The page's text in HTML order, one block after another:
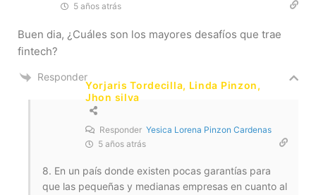
5 años atrás
Buen dia, ¿Cuáles son los mayores desafíos que trae
fintech?
Responder
Yorjaris Tordecilla, Linda Pinzon,
Jhon silva
Responder Yesica Lorena Pinzon Cardenas
5 años atrás
8. En un país donde existen pocas garantías para
que las pequeñas y medianas empresas en cuanto al